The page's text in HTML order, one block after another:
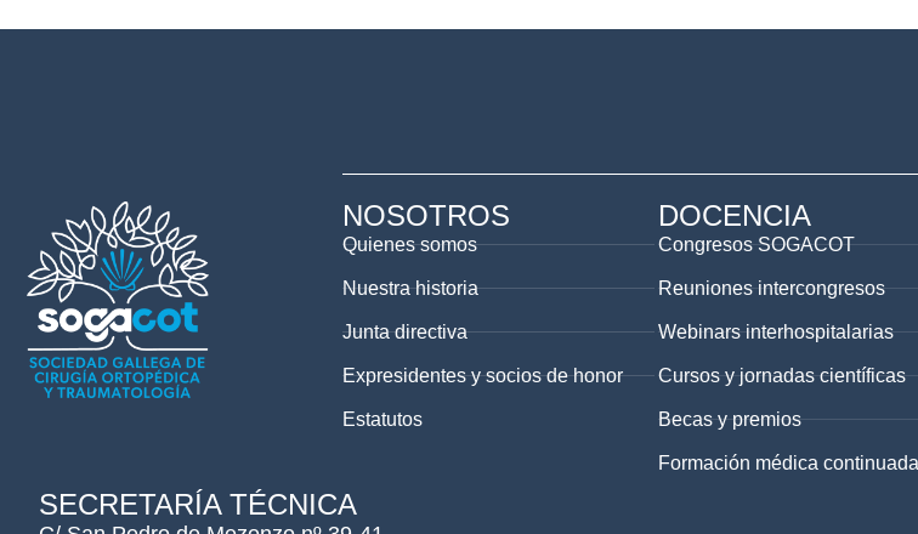
NOSOTROS
Quienes somos
Nuestra historia
Junta directiva
Expresidentes y socios de honor
Estatutos
DOCENCIA
Congresos SOGACOT
Reuniones intercongresos
Webinars interhospitalarias
Cursos y jornadas científicas
Becas y premios
Formación médica continuada
SECRETARÍA TÉCNICA